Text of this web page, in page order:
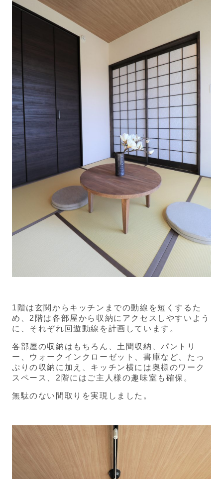
1階は玄関からキッチンまでの動線を短くするた
め、2階は各部屋から収納にアクセスしやすいよう
に、それぞれ回遊動線を計画しています。
各部屋の収納はもちろん、土間収納、パントリ
ー、ウォークインクローゼット、書庫など、たっ
ぷりの収納に加え、キッチン横には奥様のワーク
スペース、2階にはご主人様の趣味室も確保。
無駄のない間取りを実現しました。